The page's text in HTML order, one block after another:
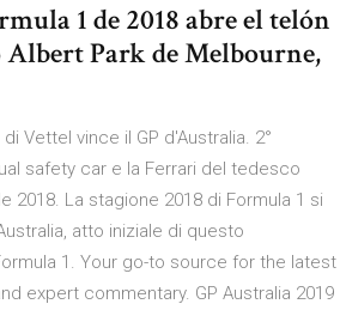
1 de 2018 abre el telón
Park de Melbourne,
Vettel vince il GP d'Australia. 2°
safety car e la Ferrari del tedesco
2018. La stagione 2018 di Formula 1 si
atto iniziale di questo
1. Your go-to source for the latest
expert commentary. GP Australia 2019